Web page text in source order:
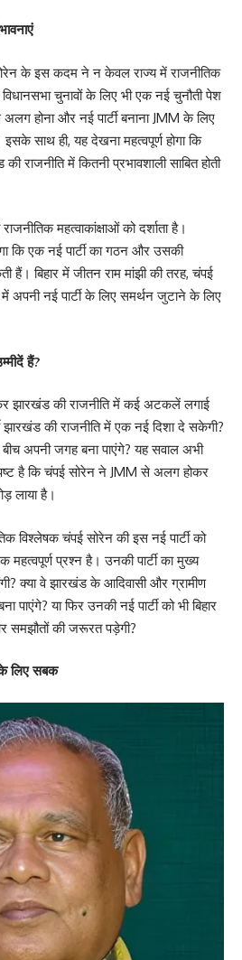
के इस कदम ने न केवल राज्य में राजनीतिक
चुनावों के लिए भी एक नई चुनौती पेश
होना और नई पार्टी बनाना JMM के लिए
साथ ही, यह देखना महत्वपूर्ण होगा कि
राजनीति में कितनी प्रभावशाली साबित होती
महत्वाकांक्षाओं को दर्शाता है।
कि एक नई पार्टी का गठन और उसकी
हैं। बिहार में जीतन राम मांझी की तरह, चंपई
में अपनी नई पार्टी के लिए समर्थन जुटाने के लिए
हैं?
झारखंड की राजनीति में कई अटकलें लगाई
झारखंड की राजनीति में एक नई दिशा दे सकेगी?
अपनी जगह बना पाएंगे? यह सवाल अभी
है कि चंपई सोरेन ने JMM से अलग होकर
लाया है।
विश्लेषक चंपई सोरेन की इस नई पार्टी को
प्रश्न है। उनकी पार्टी का मुख्य
क्या वे झारखंड के आदिवासी और ग्रामीण
या फिर उनकी नई पार्टी को भी बिहार
समझौतों की जरूरत पड़ेगी?
लिए सबक